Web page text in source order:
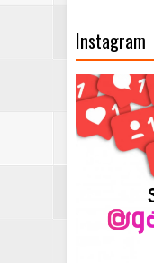
Instagram